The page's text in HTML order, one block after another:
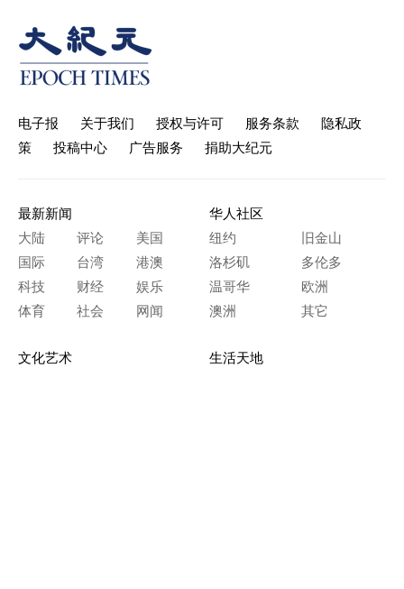
电子报 关于我们 授权与许可 服务条款
隐私政
策
投稿中心 广告服务 捐助大纪元
最新新闻
大陆
评论
美国
国际
台湾
港澳
科技
财经
娱乐
体育
社会 网闻
华人社区
纽约
旧金山
洛杉矶
多伦多
温哥华
欧洲
澳洲
其它
文化艺术
生活天地